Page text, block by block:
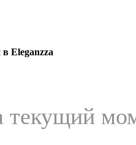
Eleganzza
текущий